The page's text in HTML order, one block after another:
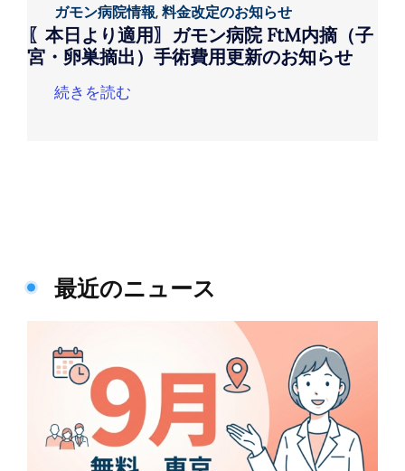
ガモン病院情報,料金改定のお知らせ
〖本日より適用〗ガモン病院 FtM内摘（子
宮・卵巣摘出）手術費用更新のお知らせ
続きを読む
最近のニュース